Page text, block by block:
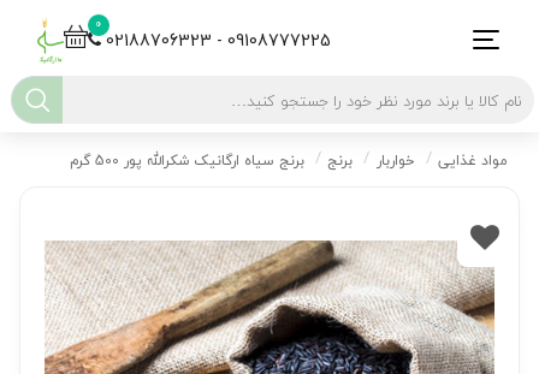
0
02188706323 - 09108777225
مواد غذایی خواربار برنج برنج سیاه ارگانیک شکرالله پور 500 گرم